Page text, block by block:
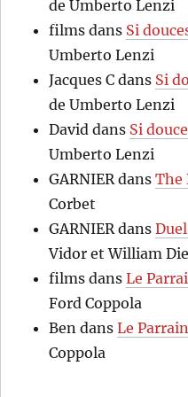
de Umberto Lenzi
films dans Si
Umberto Lenzi
Jacques C dans Si
de Umberto Lenzi
David dans Si
Umberto Lenzi
GARNIER dansThe
Corbet
GARNIER dans
Vidor et William
films dansLe
Ford Coppola
Ben dansLe
Coppola